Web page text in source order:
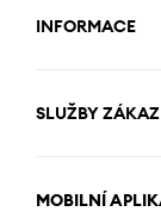
INFORMACE
SLUŽBY
MOBILNÍ